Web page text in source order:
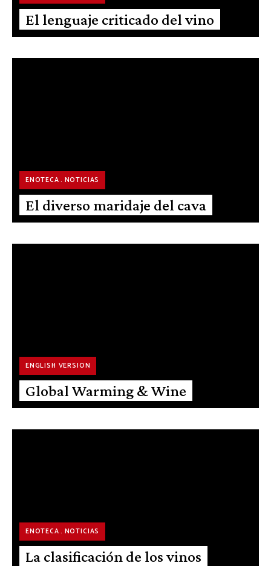
El lenguaje criticado del vino
ENOTECA NOTICIAS
El diverso maridaje del cava
ENGLISH VERSION
Global Warming & Wine
ENOTECA NOTICIAS
La clasificación de los vinos